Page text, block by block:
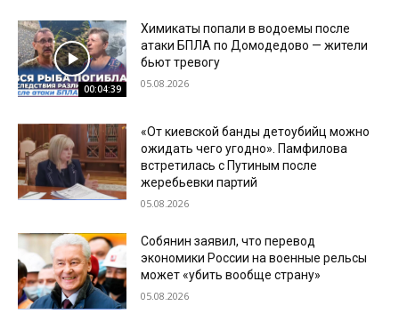
00:04:39
Химикаты попали в водоемы после
атаки БПЛА по Домодедово — жители
бьют тревогу
05.08.2026
«От киевской банды детоубийц можно
ожидать чего угодно». Памфилова
встретилась с Путиным после
жеребьевки партий
05.08.2026
Собянин заявил, что перевод
экономики России на военные рельсы
может «убить вообще страну»
05.08.2026